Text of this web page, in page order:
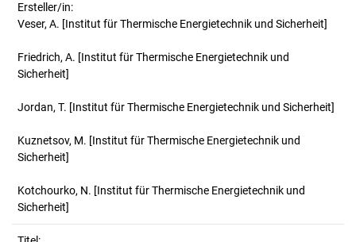
Ersteller/in:
Veser, A. [Institut für Thermische Energietechnik und Sicherheit]
Friedrich, A. [Institut für Thermische Energietechnik und
Sicherheit]
Jordan, T. [Institut für Thermische Energietechnik und Sicherheit]
Kuznetsov, M. [Institut für Thermische Energietechnik und
Sicherheit]
Kotchourko, N. [Institut für Thermische Energietechnik und
Sicherheit]